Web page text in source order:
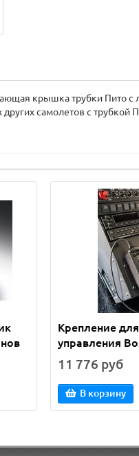
крышка трубки Пито с
самолетов с трубкой
Крепление
управления
11 776 руб
В корзину